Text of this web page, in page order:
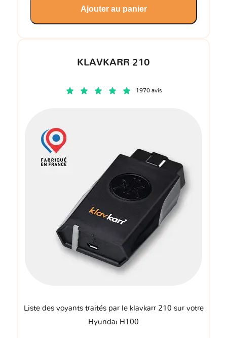
KLAVKARR 210
1970 avis
Liste des voyants traités par le klavkarr 210 sur votre
Hyundai H100
Ajouter au panier